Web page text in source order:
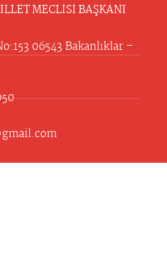
MECLİSİ BAŞKANI
06543 Bakanlıklar –